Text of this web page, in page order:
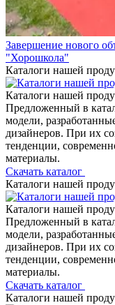
Завершение нового
"Хорошкола"
Каталоги нашей
Каталоги нашей
Предложенный в
модели,
дизайнеров. При их
тенденции,
материалы.
Скачать каталог
Каталоги нашей
Каталоги нашей
Предложенный в
модели,
дизайнеров. При их
тенденции,
материалы.
Скачать каталог
Каталоги нашей